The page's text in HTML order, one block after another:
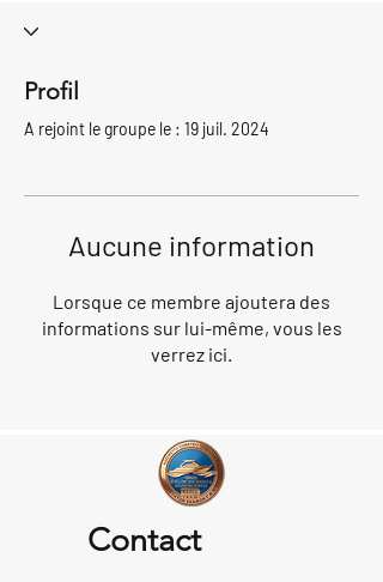
Profil
A rejoint le groupe le : 19 juil. 2024
Aucune information
Lorsque ce membre ajoutera des
informations sur lui-même, vous les
verrez ici.
Contact